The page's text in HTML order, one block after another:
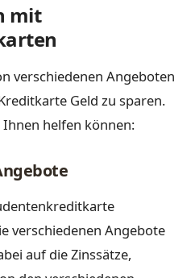
mit
verschiedenen Angeboten
Geld zu sparen.
Ihnen helfen können:
verschiedenen Angebote
auf die Zinssätze,